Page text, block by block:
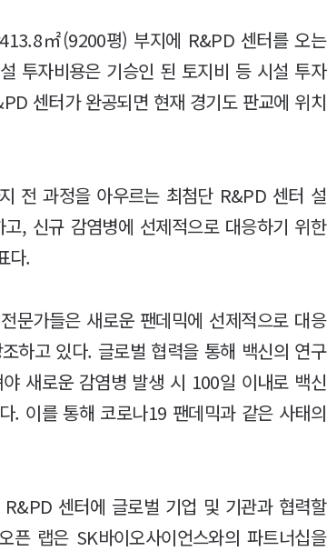
㎡(9200평) 부지에 R&PD 센터를 오는
투자비용은 기승인 된 토지비 등 시설 투자
센터가 완공되면 현재 경기도 판교에 위치
전 과정을 아우르는 최첨단 R&PD 센터 설
, 신규 감염병에 선제적으로 대응하기 위한
다.
문가들은 새로운 팬데믹에 선제적으로 대응
하고 있다. 글로벌 협력을 통해 백신의 연구
새로운 감염병 발생 시 100일 이내로 백신
. 이를 통해 코로나19 팬데믹과 같은 사태의
센터에 글로벌 기업 및 기관과 협력할
랩은 SK바이오사이언스와의 파트너십을